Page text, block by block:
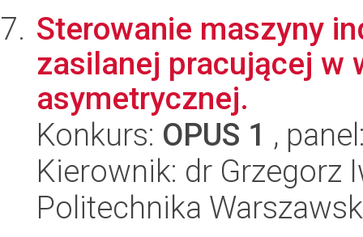
Sterowanie maszyny
zasilanej pracującej w
asymetrycznej.
Konkurs: OPUS 1 ,
Kierownik: dr Grzegorz
Politechnika